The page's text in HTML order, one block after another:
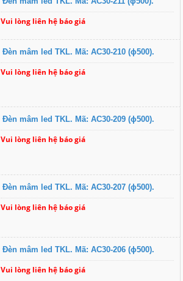
Vui lòng liên hệ báo giá
Đèn mâm led TKL. Mã: AC30-210 (ɸ500).
Vui lòng liên hệ báo giá
Đèn mâm led TKL. Mã: AC30-209 (ɸ500).
Vui lòng liên hệ báo giá
Đèn mâm led TKL. Mã: AC30-207 (ɸ500).
Vui lòng liên hệ báo giá
Đèn mâm led TKL. Mã: AC30-206 (ɸ500).
Vui lòng liên hệ báo giá